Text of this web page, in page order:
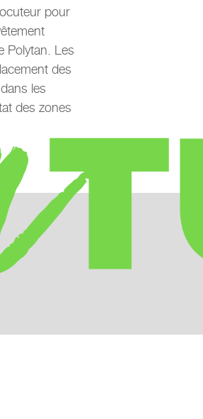
pour
Polytan. Les
des
les
des zones